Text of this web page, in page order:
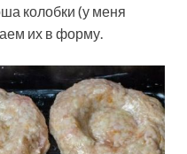
колобки (у меня
их в форму.